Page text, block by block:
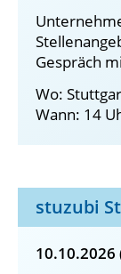
Gespräch
Wo:
Wann: 14
stuzubi
10.10.2026